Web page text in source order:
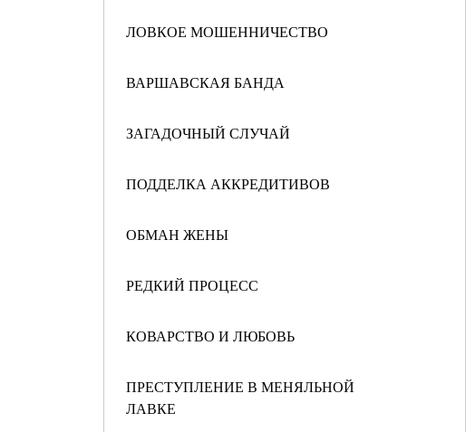
ЛОВКОЕ МОШЕННИЧЕСТВО
ВАРШАВСКАЯ БАНДА
ЗАГАДОЧНЫЙ СЛУЧАЙ
ПОДДЕЛКА АККРЕДИТИВОВ
ОБМАН ЖЕНЫ
РЕДКИЙ ПРОЦЕСС
КОВАРСТВО И ЛЮБОВЬ
ПРЕСТУПЛЕНИЕ В МЕНЯЛЬНОЙ
ЛАВКЕ